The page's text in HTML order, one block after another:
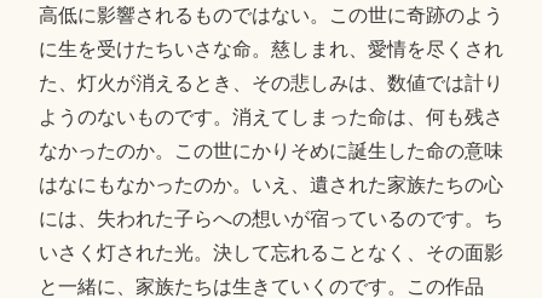
高低に影響されるものではない。この世に奇跡のよう
に生を受けたちいさな命。慈しまれ、愛情を尽くされ
た、灯火が消えるとき、その悲しみは、数値では計り
ようのないものです。消えてしまった命は、何も残さ
なかったのか。この世にかりそめに誕生した命の意味
はなにもなかったのか。いえ、遺された家族たちの心
には、失われた子らへの想いが宿っているのです。ち
いさく灯された光。決して忘れることなく、その面影
と一緒に、家族たちは生きていくのです。この作品